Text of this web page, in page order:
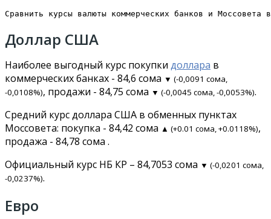
Сравнить курсы валюты коммерческих банков и Моссовета
Доллар США
Наиболее выгодный курс покупки доллара в
коммерческих банках - 84,6 сома ▼ (-0,0091 сома,
-0,0108%), продажи - 84,75 сома ▼ (-0,0045 сома, -0,0053%).
Средний курс доллара США в обменных пунктах
Моссовета: покупка - 84,42 сома ▲ (+0.01 сома, +0.0118%),
продажа - 84,78 сома .
Официальный курс НБ КР – 84,7053 сома ▼ (-0,0201 сома,
-0,0237%).
Евро